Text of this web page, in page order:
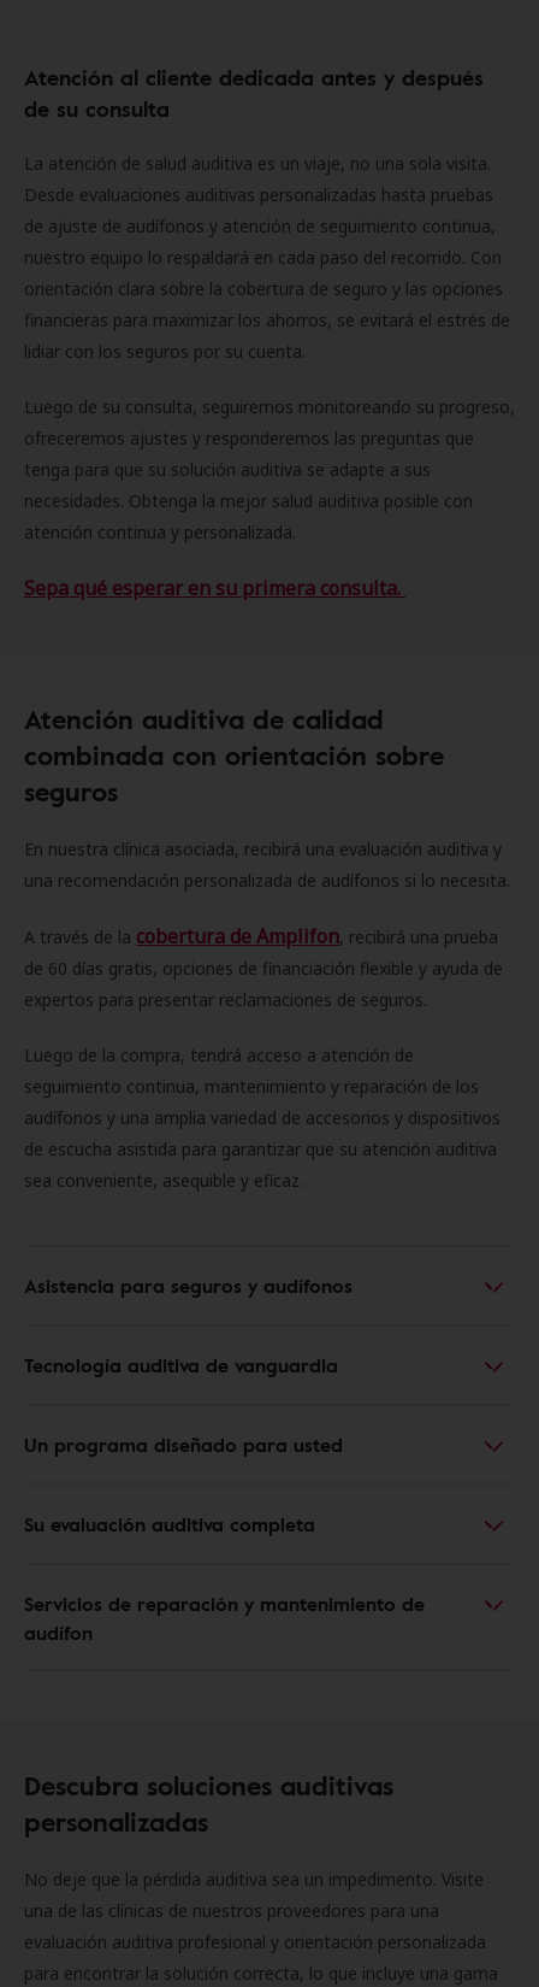
Atención al cliente dedicada antes y después
de su consulta
La atención de salud auditiva es un viaje, no una sola visita.
Desde evaluaciones auditivas personalizadas hasta pruebas
de ajuste de audífonos y atención de seguimiento continua,
nuestro equipo lo respaldará en cada paso del recorrido. Con
orientación clara sobre la cobertura de seguro y las opciones
financieras para maximizar los ahorros, se evitará el estrés de
lidiar con los seguros por su cuenta.
Luego de su consulta, seguiremos monitoreando su progreso,
ofreceremos ajustes y responderemos las preguntas que
tenga para que su solución auditiva se adapte a sus
necesidades. Obtenga la mejor salud auditiva posible con
atención continua y personalizada.
Sepa qué esperar en su primera consulta.
Atención auditiva de calidad
combinada con orientación sobre
seguros
En nuestra clínica asociada, recibirá una evaluación auditiva y
una recomendación personalizada de audífonos si lo necesita.
A través de la cobertura de Amplifon, recibirá una prueba
de 60 días gratis, opciones de financiación flexible y ayuda de
expertos para presentar reclamaciones de seguros.
Luego de la compra, tendrá acceso a atención de
seguimiento continua, mantenimiento y reparación de los
audífonos y una amplia variedad de accesorios y dispositivos
de escucha asistida para garantizar que su atención auditiva
sea conveniente, asequible y eficaz.
Asistencia para seguros y audífonos
Tecnología auditiva de vanguardia
Un programa diseñado para usted
Su evaluación auditiva completa
Servicios de reparación y mantenimiento de
audífon
Descubra soluciones auditivas
personalizadas
No deje que la pérdida auditiva sea un impedimento. Visite
una de las clínicas de nuestros proveedores para una
evaluación auditiva profesional y orientación personalizada
para encontrar la solución correcta, lo que incluye una gama